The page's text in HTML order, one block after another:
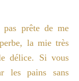
prête de me
la mie très
délice. Si vous
les pains sans